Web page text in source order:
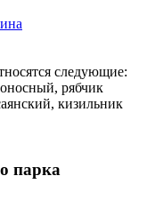
следующие:
рябчик
кизильник
парка